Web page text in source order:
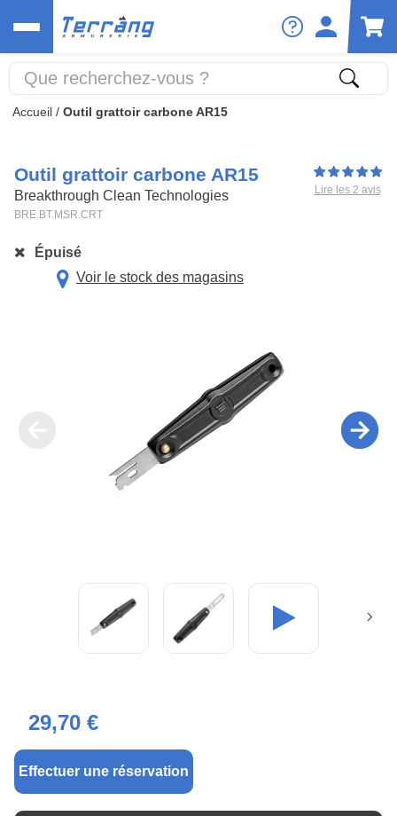
Accueil / Outil grattoir carbone AR15
Outil grattoir carbone AR15
Breakthrough Clean Technologies
BRE.BT.MSR.CRT
Lire les 2 avis
Épuisé
Voir le stock des magasins
29,70 €
Effectuer une réservation